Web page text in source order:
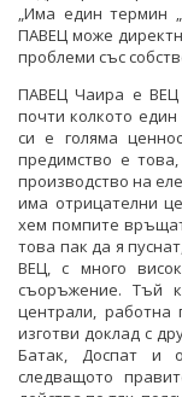
„Има един термин
ПАВЕЦ може
проблеми със
ПАВЕЦ Чаира е ВЕЦ
почти колкото един
си е голяма
предимство е
производство на
има отрицателни
хем помпите
това пак да я
ВЕЦ, с много
съоръжение. Тъй
централи, работна
изготви доклад с
Батак, Доспат и
следващото